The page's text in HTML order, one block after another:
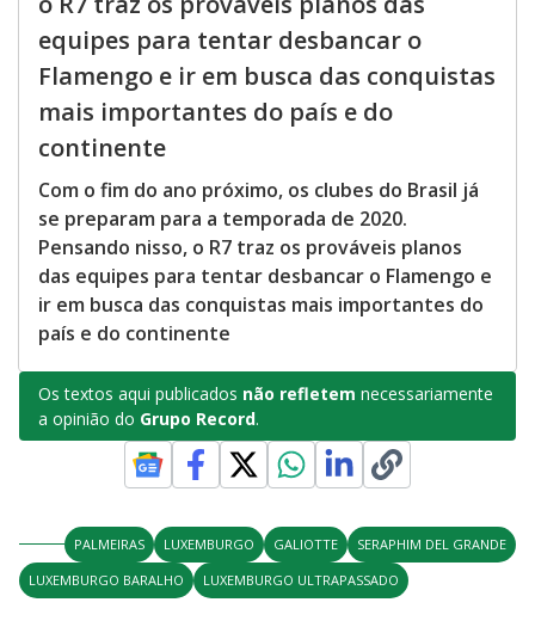
equipes para tentar desbancar o
Flamengo e ir em busca das conquistas
mais importantes do país e do
continente
Com o fim do ano próximo, os clubes do Brasil já
se preparam para a temporada de 2020.
Pensando nisso, o R7 traz os prováveis planos
das equipes para tentar desbancar o Flamengo e
ir em busca das conquistas mais importantes do
país e do continente
Os textos aqui publicados não refletem necessariamente
a opinião do Grupo Record.
PALMEIRAS LUXEMBURGO GALIOTTE
SERAPHIM DEL GRANDE
LUXEMBURGO BARALHO
LUXEMBURGO ULTRAPASSADO